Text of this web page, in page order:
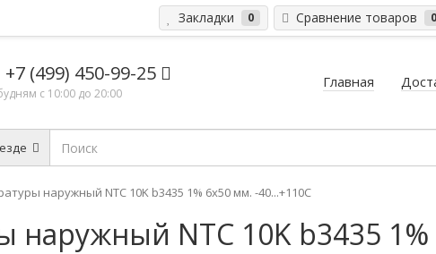
Закладки 0 Сравнение товаров 0
+7 (499) 450-99-25
с 10:00 до 20:00
Главная
наружный NTC 10K b3435 1% 6x50 мм. -40...+110C
наружный NTC 10K b3435